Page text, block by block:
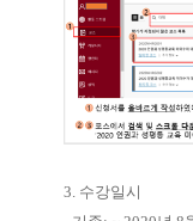
3. 수강일시